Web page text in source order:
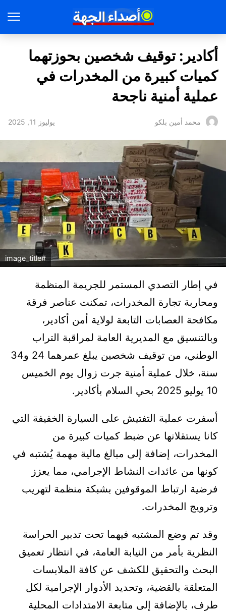
أكادير: توقيف شخصين بحوزتهما
كميات كبيرة من المخدرات في
عملية أمنية ناجحة
محمد أمين بلكو يوليوز 11, 2025
#image_title
في إطار التصدي المستمر للجريمة المنظمة
ومحاربة تجارة المخدرات، تمكنت عناصر فرقة
مكافحة العصابات التابعة لولاية أمن أكادير،
وبالتنسيق مع المديرية العامة لمراقبة التراب
الوطني، من توقيف شخصين يبلغ عمرهما 24 و34
سنة، خلال عملية أمنية جرت زوال يوم الخميس
10 يوليو 2025 بحي السلام بأكادير.
أسفرت عملية التفتيش على السيارة الخفيفة التي
كانا يستقلانها عن ضبط كميات كبيرة من
المخدرات، إضافة إلى مبالغ مالية مهمة يُشتبه في
كونها من عائدات النشاط الإجرامي، مما يعزز
فرضية ارتباط الموقوفين بشبكة منظمة لتهريب
وترويج المخدرات.
وقد تم وضع المشتبه فيهما تحت تدبير الحراسة
النظرية بأمر من النيابة العامة، في انتظار تعميق
البحث والتحقيق للكشف عن كافة الملابسات
المتعلقة بالقضية، وتحديد الأدوار الإجرامية لكل
طرف، بالإضافة إلى متابعة الامتدادات المحلية